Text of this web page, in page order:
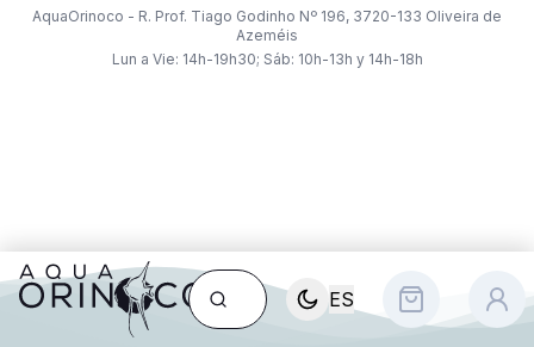
ES
AquaOrinoco - R. Prof. Tiago Godinho Nº 196, 3720-133 Oliveira de
Azeméis
Lun a Vie: 14h-19h30; Sáb: 10h-13h y 14h-18h